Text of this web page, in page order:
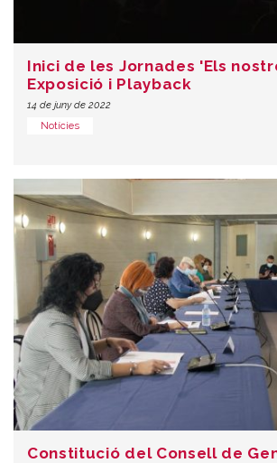
Inici de les Jornades 'Els
Exposició i Playback
14 de juny de 2022
Notícies
Constitució del Consell de